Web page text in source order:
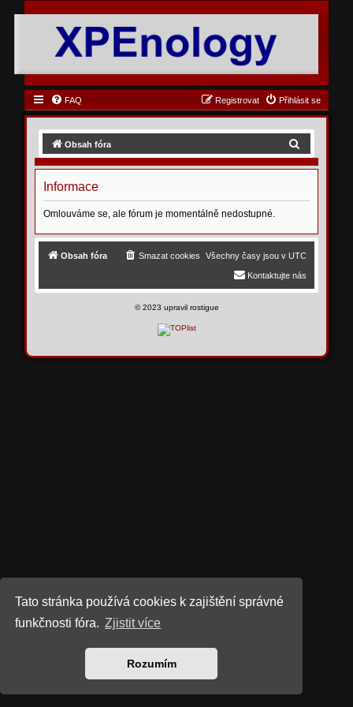
Tato stránka používá cookies k zajištění správné
funkčnosti fóra. Zjistit více
Rozumím
FAQ Přihlásit se
Registrovat
Obsah fóra
d
t
Informace
Omlouváme se, ale fórum je momentálně nedostupné.
Obsah fóra Všechny časy jsou v UTC
Smazat cookies
Kontaktujte nás
©2023 upravil rostigue